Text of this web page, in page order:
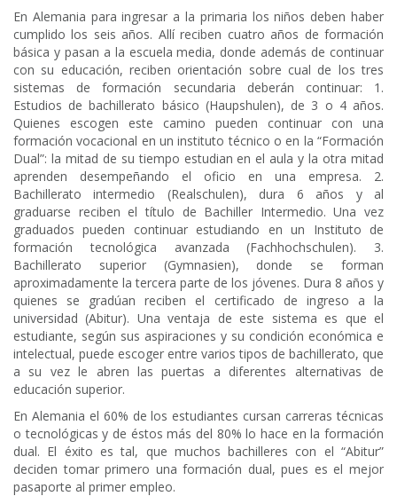
En Alemania para ingresar a la primaria los niños deben haber
cumplido los seis años. Allí reciben cuatro años de formación
básica y pasan a la escuela media, donde además de continuar
con su educación, reciben orientación sobre cual de los tres
sistemas de formación secundaria deberán continuar: 1.
Estudios de bachillerato básico (Haupshulen), de 3 o 4 años.
Quienes escogen este camino pueden continuar con una
formación vocacional en un instituto técnico o en la “Formación
Dual”: la mitad de su tiempo estudian en el aula y la otra mitad
aprenden desempeñando el oficio en una empresa. 2.
Bachillerato intermedio (Realschulen), dura 6 años y al
graduarse reciben el título de Bachiller Intermedio. Una vez
graduados pueden continuar estudiando en un Instituto de
formación tecnológica avanzada (Fachhochschulen). 3.
Bachillerato superior (Gymnasien), donde se forman
aproximadamente la tercera parte de los jóvenes. Dura 8 años y
quienes se gradúan reciben el certificado de ingreso a la
universidad (Abitur). Una ventaja de este sistema es que el
estudiante, según sus aspiraciones y su condición económica e
intelectual, puede escoger entre varios tipos de bachillerato, que
a su vez le abren las puertas a diferentes alternativas de
educación superior.
En Alemania el 60% de los estudiantes cursan carreras técnicas
o tecnológicas y de éstos más del 80% lo hace en la formación
dual. El éxito es tal, que muchos bachilleres con el “Abitur”
deciden tomar primero una formación dual, pues es el mejor
pasaporte al primer empleo.